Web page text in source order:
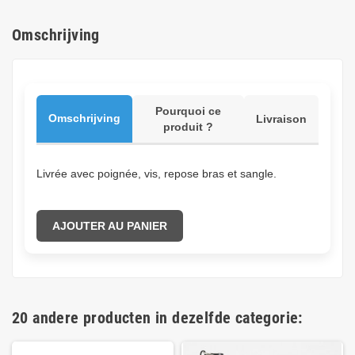
Omschrijving
Omschrijving
Pourquoi ce
produit ?
Livraison
Livrée avec poignée, vis, repose bras et sangle.
AJOUTER AU PANIER
20 andere producten in dezelfde categorie: